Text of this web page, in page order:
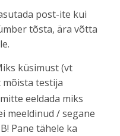
post-ite kui
tõsta, ära võtta
küsimust (vt
mõista testija
eeldada miks
meeldinud / segane
Pane tähele ka